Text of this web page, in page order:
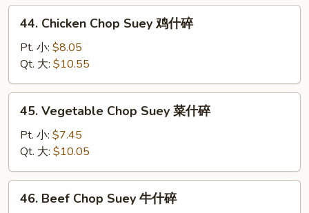
叉
Chicken
Chop
Suey
鸡
什
44. Chicken Chop Suey 鸡什碎
Pt. 小: $8.05
Qt. 大: $10.55
Vegetable
Chop
Suey
菜
什
45. Vegetable Chop Suey 菜什碎
Pt. 小: $7.45
Qt. 大: $10.05
Beef
46. Beef Chop Suey 牛什碎